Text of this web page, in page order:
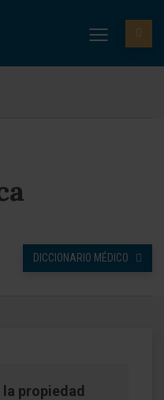
DICCIONARIO MÉDICO
propiedad